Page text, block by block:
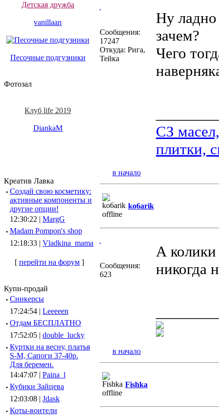
Детская дружба
vanillaan
Песочные подгузники
Фотозал
Клуб life 2019
DiankaM
Креатив Лавка
· Создай свою косметику:
активные компоненты и
другие опции!
12:30:22 | MargG
· Madam Pompon's shop
12:18:33 | Vladkina_mama
[ перейти на форум ]
Купи-продай
· Сникерсы
17:24:54 | Leeeeen
· Отдам БЕСПЛАТНО
17:52:05 | double_lucky
· Куртки на весну, платья
S-M, Сапоги 37-40р.
Для беремен.
14:47:07 | Paina_l
· Кубики Зайцева
12:03:08 | Jdask
· Коты-воители
Сообщения:
17247
Откуда: Рига,
Тейка
Ну
зачем?
Чего
СЗ
плитки,
в начало
ko6arik
Сообщения:
623
А колики
никогда
в начало
Fishka